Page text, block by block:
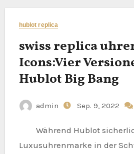
hublot replica
swiss replica
Icons:Vier
Hublot Big Bang
admin Sep. 9, 2022
Während Hublot sicherlich eine jüngere
Luxusuhrenmarke in der